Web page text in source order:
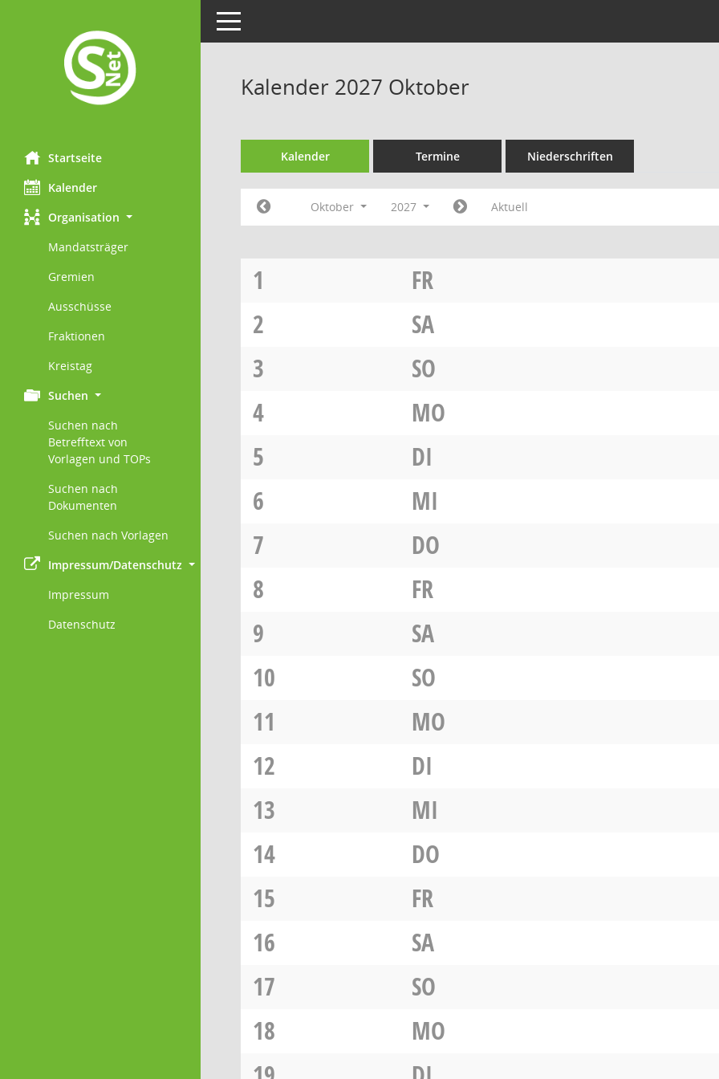
Startseite
Kalender
Organisation
Mandatsträger
Gremien
Ausschüsse
Fraktionen
Kreistag
Suchen
Suchen nach
Betrefftext von
Vorlagen und TOPs
Suchen nach
Dokumenten
Suchen nach Vorlagen
Impressum/Datenschutz
Impressum
Datenschutz
Toggle navigation
Kalender 2027 Oktober
Kalender Termine Niederschriften
Oktober 2027 Aktuell
1
FR
2
SA
3
SO
4
MO
5
DI
6
MI
7
DO
8
FR
9
SA
10
SO
11
MO
12
DI
13
MI
14
DO
15
FR
16
SA
17
SO
18
MO